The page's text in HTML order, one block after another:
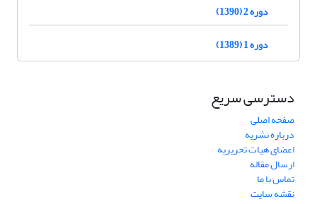
دوره 2 (1390)
دوره 1 (1389)
دسترسی سریع
صفحه اصلی
درباره نشریه
اعضای هیات تحریریه
ارسال مقاله
تماس با ما
نقشه سایت